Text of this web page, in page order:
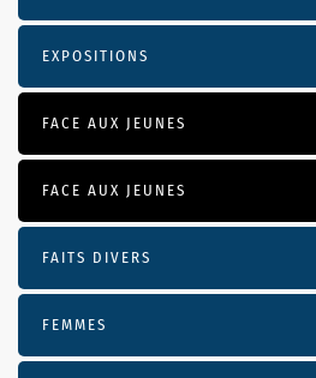
EXPOSITIONS
FACE AUX JEUNES
FACE AUX JEUNES
FAITS DIVERS
FEMMES